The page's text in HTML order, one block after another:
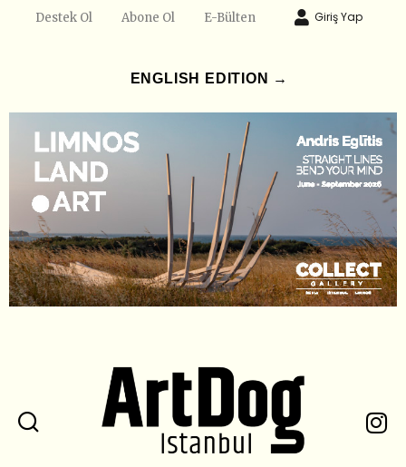
Destek Ol Abone Ol E-Bülten Giriş Yap
ENGLISH EDITION →